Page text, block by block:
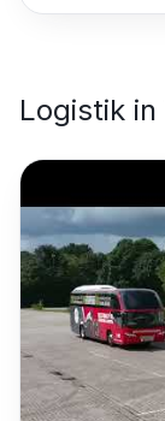
Logistik in